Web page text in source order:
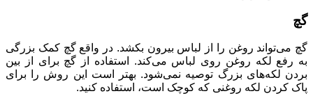
گچ
گچ می‌تواند روغن را از لباس بیرون بکشد. در واقع گچ کمک بزرگی
به رفع لکه روغن روی لباس می‌کند. استفاده از گچ برای از بین
‌بردن لکه‌های بزرگ توصیه نمی‌شود. بهتر است این روش را برای
پاک كردن لكه روغنی که کوچک است، استفاده کنید.